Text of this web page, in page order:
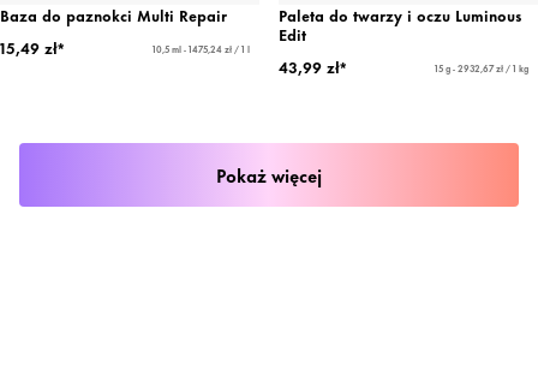
Baza do paznokci Multi Repair
15,49 zł*
10,5 ml - 1475,24 zł / 1 l
Paleta do twarzy i oczu Luminous
Edit
43,99 zł*
15 g - 2932,67 zł / 1 kg
Pokaż więcej